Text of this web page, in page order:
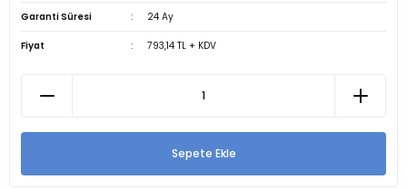
Garanti Süresi 24 Ay
Fiyat 793,14 TL + KDV
Sepete Ekle